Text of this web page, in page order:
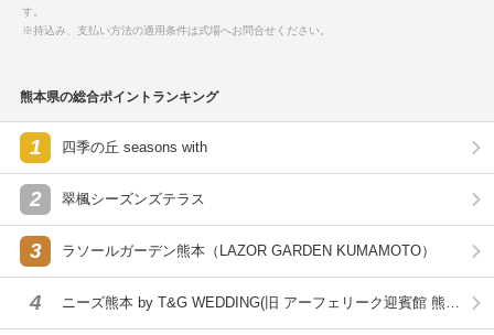
す。
※持込み、支払い方法の適用条件は式場へお問合せください。
熊本県の総合ポイントランキング
1 四季の丘 seasons with
2 翠楓シーズンズテラス
3 ラソールガーデン熊本（LAZOR GARDEN KUMAMOTO）
4
ニーズ熊本 by T&G WEDDING(旧 アーフェリーク迎賓館 熊